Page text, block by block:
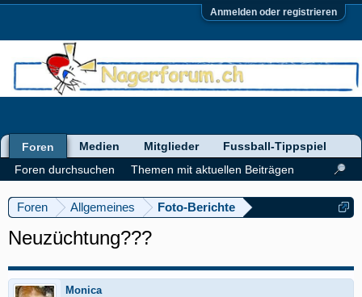
Anmelden oder registrieren
Foren Allgemeines Foto-Berichte
Neuzüchtung???
Monica
Foren
Foren durchsuchen
Themen mit aktuellen Beiträgen
Medien Mitglieder Fussball-Tippspiel